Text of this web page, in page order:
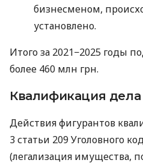
бизнесменом,
установлено.
Итого за 2021−2025 годы
более 460 млн грн.
Квалификация дела
Действия фигурантов
3 статьи 209 Уголовного
(легализация имущества,